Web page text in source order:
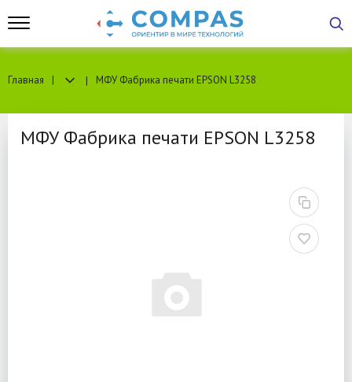
Главная МФУ Фабрика печати EPSON L3258
МФУ Фабрика печати EPSON L3258